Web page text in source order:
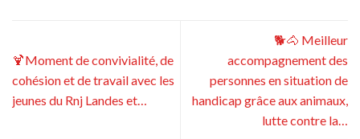
🍹Moment de convivialité, de
cohésion et de travail avec les
jeunes du Rnj Landes et…
🐕🐴 Meilleur
accompagnement des
personnes en situation de
handicap grâce aux animaux,
lutte contre la…